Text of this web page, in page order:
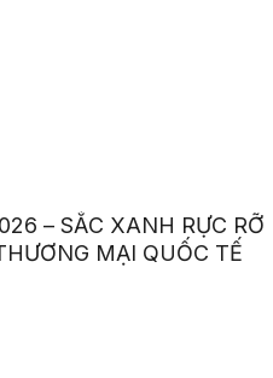
– SẮC XANH RỰC RỠ
MẠI QUỐC TẾ